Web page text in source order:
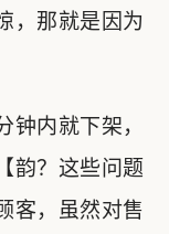
，那就是因为
内就下架，
韵？这些问题
客，虽然对售